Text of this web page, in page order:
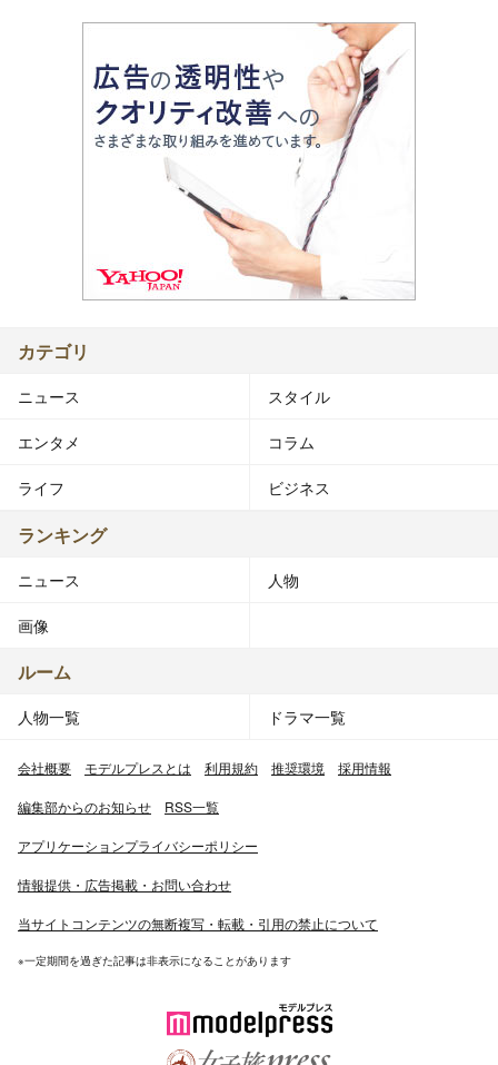
カテゴリ
ニュース スタイル
エンタメ コラム
ライフ ビジネス
ランキング
ニュース 人物
画像
ルーム
人物一覧 ドラマ一覧
会社概要 モデルプレスとは 利用規約 推奨環境 採用情報
編集部からのお知らせ RSS一覧
アプリケーションプライバシーポリシー
情報提供・広告掲載・お問い合わせ
当サイトコンテンツの無断複写・転載・引用の禁止について
※一定期間を過ぎた記事は非表示になることがあります